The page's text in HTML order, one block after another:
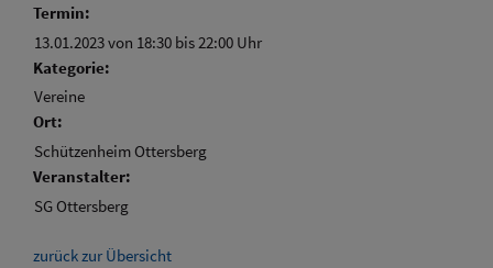
Termin:
13.01.2023 von 18:30 bis 22:00 Uhr
Kategorie:
Vereine
Ort:
Schützenheim Ottersberg
Veranstalter:
SG Ottersberg
zurück zur Übersicht